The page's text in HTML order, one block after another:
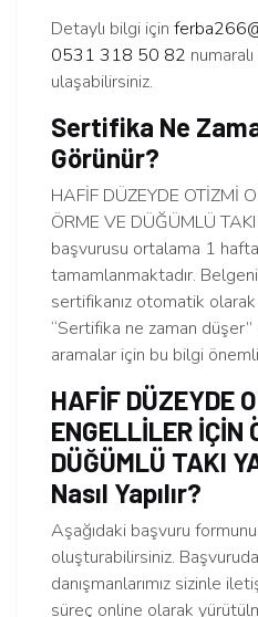
Detaylı bilgi için
0531 318 50 82
ulaşabilirsiniz.
Sertifika Ne
Görünür?
HAFİF DÜZEYDE OTİZMİ
ÖRME VE DÜĞÜMLÜ
başvurusu ortalama 1
tamamlanmaktadır.
sertifikanız otomatik
“Sertifika ne zaman
aramalar için bu bilgi
HAFİF DÜZEYDE
ENGELLİLER İÇİN
DÜĞÜMLÜ TAKI
Nasıl Yapılır?
Aşağıdaki başvuru
oluşturabilirsiniz.
danışmanlarımız sizinle
süreç online olarak